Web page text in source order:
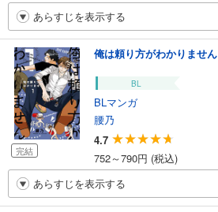
あらすじを表示する
完結
俺は頼り方がわかりません
BL
BLマンガ
腰乃
4.7
752～790円 (税込)
あらすじを表示する